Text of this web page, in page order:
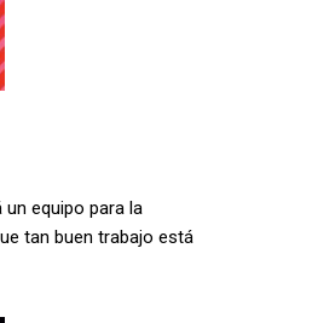
equipo para la
tan buen trabajo está